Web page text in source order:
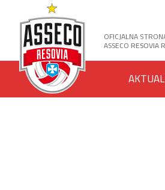
OFICJALNA
ASSECO RESOVIA